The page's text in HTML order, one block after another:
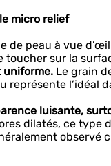
micro relief
de peau à vue
sur la
uniforme. Le grain
représente l’idéal
luisante,
dilatés, ce type
observé